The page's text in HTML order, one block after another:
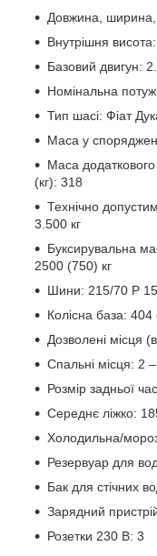
Довжина,
Внутрішня
Базовий двигун:
Номінальна
Тип шасі: Фіат
Маса у
Маса
(кг): 318
Технічно
3.500 кг
Буксирувальна
2500 (750) кг
Шини: 215/70 Р
Колісна база: 404
Дозволені місця
Спальні місця: 2
Розмір задньої
Середнє ліжко:
Холодильна/
Резервуар для
Бак для стічних
Зарядний
Розетки 230 В: 3